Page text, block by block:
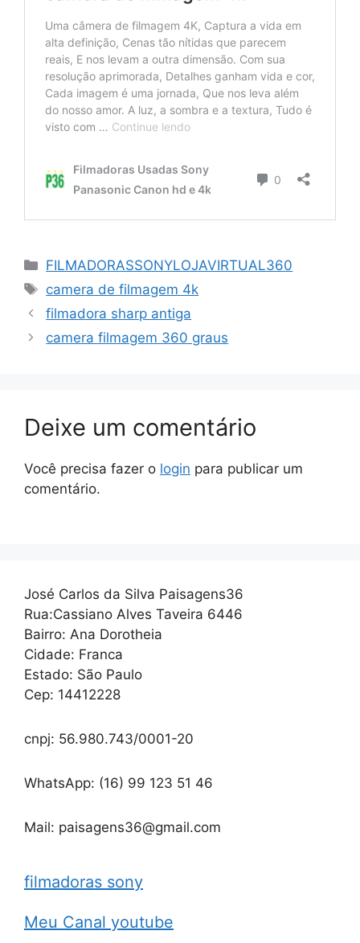
Categorias
FILMADORASSONYLOJAVIRTUAL360
Tags
camera de filmagem 4k
filmadora sharp antiga
camera filmagem 360 graus
Deixe um comentário
Você precisa fazer o login para publicar um
comentário.
José Carlos da Silva Paisagens36
Rua:Cassiano Alves Taveira 6446
Bairro: Ana Dorotheia
Cidade: Franca
Estado: São Paulo
Cep: 14412228
cnpj: 56.980.743/0001-20
WhatsApp: (16) 99 123 51 46
Mail: paisagens36@gmail.com
filmadoras sony
Meu Canal youtube